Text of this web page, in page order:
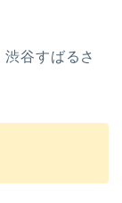
谷すばるさ